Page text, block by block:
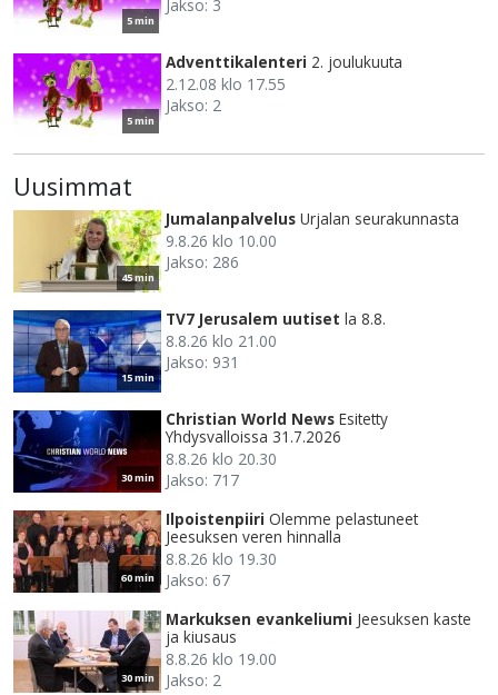
5 min
Jakso: 3
5 min
Adventtikalenteri 2. joulukuuta
2.12.08 klo 17.55
Jakso: 2
Uusimmat
45 min
Jumalanpalvelus Urjalan seurakunnasta
9.8.26 klo 10.00
Jakso: 286
15 min
TV7 Jerusalem uutiset la 8.8.
8.8.26 klo 21.00
Jakso: 931
30 min
Christian World News Esitetty
Yhdysvalloissa 31.7.2026
8.8.26 klo 20.30
Jakso: 717
60 min
Ilpoistenpiiri Olemme pelastuneet
Jeesuksen veren hinnalla
8.8.26 klo 19.30
Jakso: 67
30 min
Markuksen evankeliumi Jeesuksen kaste
ja kiusaus
8.8.26 klo 19.00
Jakso: 2